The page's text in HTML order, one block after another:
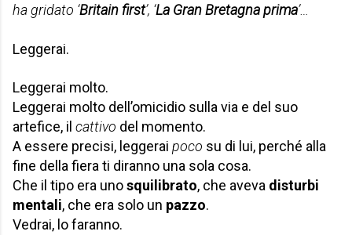
ha gridato ‘Britain first’, ‘La Gran Bretagna prima’…
Leggerai.
Leggerai molto.
Leggerai molto dell’omicidio sulla via e del suo
artefice, il cattivo del momento.
A essere precisi, leggerai poco su di lui, perché alla
fine della fiera ti diranno una sola cosa.
Che il tipo era unosquilibrato, che aveva disturbi
mentali, che era solo un pazzo.
Vedrai, lo faranno.